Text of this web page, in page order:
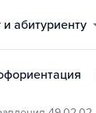
и абитуриенту